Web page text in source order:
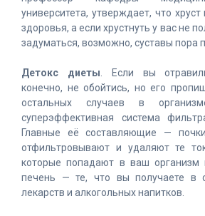
университета, утверждает, что
здоровья, а если хрустнуть у вас не
задуматься, возможно, суставы пора
Детокс диеты. Если вы
конечно, не обойтись, но его
остальных случаев в
суперэффективная система
Главные её составляющие —
отфильтровывают и удаляют те
которые попадают в ваш
печень — те, что вы получаете в
лекарств и алкогольных напитков.